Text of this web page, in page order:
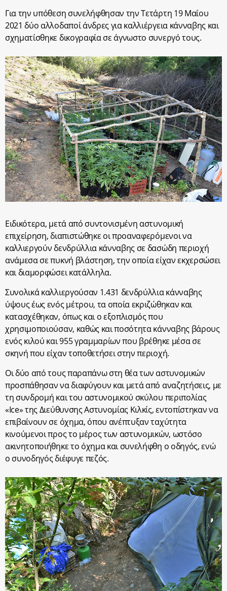
Για την υπόθεση συνελήφθησαν την Τετάρτη 19 Μαΐου
2021 δύο αλλοδαποί άνδρες για καλλιέργεια κάνναβης και
σχηματίσθηκε δικογραφία σε άγνωστο συνεργό τους.
Ειδικότερα, μετά από συντονισμένη αστυνομική
επιχείρηση, διαπιστώθηκε οι προαναφερόμενοι να
καλλιεργούν δενδρύλλια κάνναβης σε δασώδη περιοχή
ανάμεσα σε πυκνή βλάστηση, την οποία είχαν εκχερσώσει
και διαμορφώσει κατάλληλα.
Συνολικά καλλιεργούσαν 1.431 δενδρύλλια κάνναβης
ύψους έως ενός μέτρου, τα οποία εκριζώθηκαν και
κατασχέθηκαν, όπως και ο εξοπλισμός που
χρησιμοποιούσαν, καθώς και ποσότητα κάνναβης βάρους
ενός κιλού και 955 γραμμαρίων που βρέθηκε μέσα σε
σκηνή που είχαν τοποθετήσει στην περιοχή.
Οι δύο από τους παραπάνω στη θέα των αστυνομικών
προσπάθησαν να διαφύγουν και μετά από αναζητήσεις, με
τη συνδρομή και του αστυνομικού σκύλου περιπολίας
«Ice» της Διεύθυνσης Αστυνομίας Κιλκίς, εντοπίστηκαν να
επιβαίνουν σε όχημα, όπου ανέπτυξαν ταχύτητα
κινούμενοι προς το μέρος των αστυνομικών, ωστόσο
ακινητοποιήθηκε το όχημα και συνελήφθη ο οδηγός, ενώ
ο συνοδηγός διέφυγε πεζός.